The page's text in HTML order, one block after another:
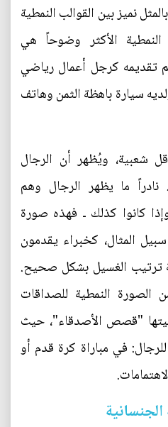
نميز بين القوالب النمطية
النمطية الأكثر وضوحاً هي
تقديمه كرجل أعمال رياضي
سيارة باهظة الثمن وهاتف
شعبية، ويُظهر أن الرجال
نادراً ما يظهر الرجال وهم
كانوا كذلك ـ فهذه صورة
المثال، كخبراء يقدمون
ترتيب الغسيل بشكل صحيح.
الصورة النمطية للصداقات
"قصص الأصدقاء"، حيث
في مباراة كرة قدم أو